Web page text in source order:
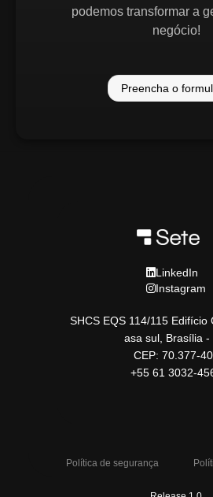
podemos transformar a
negócio!
Preencha o
LinkedIn
Instagram
SHCS EQS 114/115 Edifício
asa sul, Brasília -
CEP: 70.377-
+55 61 3032-
Política de segurança